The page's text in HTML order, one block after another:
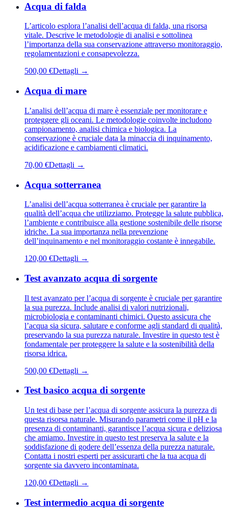
Acqua di falda
L’articolo esplora l’analisi dell’acqua di falda, una risorsa
vitale. Descrive le metodologie di analisi e sottolinea
l’importanza della sua conservazione attraverso monitoraggio,
regolamentazioni e consapevolezza.
500,00 €Dettagli →
Acqua di mare
L’analisi dell’acqua di mare è essenziale per monitorare e
proteggere gli oceani. Le metodologie coinvolte includono
campionamento, analisi chimica e biologica. La
conservazione è cruciale data la minaccia di inquinamento,
acidificazione e cambiamenti climatici.
70,00 €Dettagli →
Acqua sotterranea
L’analisi dell’acqua sotterranea è cruciale per garantire la
qualità dell’acqua che utilizziamo. Protegge la salute pubblica,
l’ambiente e contribuisce alla gestione sostenibile delle risorse
idriche. La sua importanza nella prevenzione
dell’inquinamento e nel monitoraggio costante è innegabile.
120,00 €Dettagli →
Test avanzato acqua di sorgente
Il test avanzato per l’acqua di sorgente è cruciale per garantire
la sua purezza. Include analisi di valori nutrizionali,
microbiologia e contaminanti chimici. Questo assicura che
l’acqua sia sicura, salutare e conforme agli standard di qualità,
preservando la sua purezza naturale. Investire in questo test è
fondamentale per proteggere la salute e la sostenibilità della
risorsa idrica.
500,00 €Dettagli →
Test basico acqua di sorgente
Un test di base per l’acqua di sorgente assicura la purezza di
questa risorsa naturale. Misurando parametri come il pH e la
presenza di contaminanti, garantisce l’acqua sicura e deliziosa
che amiamo. Investire in questo test preserva la salute e la
soddisfazione di godere dell’essenza della purezza naturale.
Contatta i nostri esperti per assicurarti che la tua acqua di
sorgente sia davvero incontaminata.
120,00 €Dettagli →
Test intermedio acqua di sorgente